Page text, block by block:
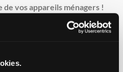
vos appareils ménagers !
machine à laver, un lave-
internes ne sont pas